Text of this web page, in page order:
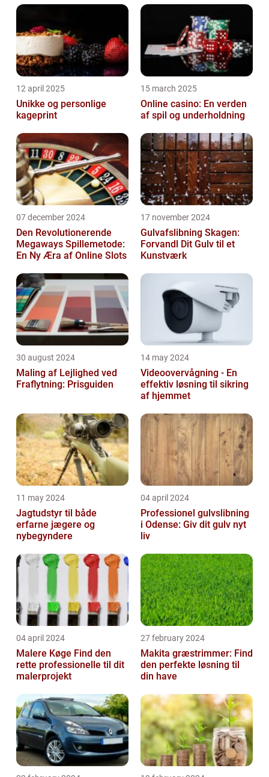
12 april 2025
Unikke og personlige
kageprint
15 march 2025
Online casino: En verden
af spil og underholdning
07 december 2024
Den Revolutionerende
Megaways Spillemetode:
En Ny Æra af Online Slots
17 november 2024
Gulvafslibning Skagen:
Forvandl Dit Gulv til et
Kunstværk
30 august 2024
Maling af Lejlighed ved
Fraflytning: Prisguiden
14 may 2024
Videoovervågning - En
effektiv løsning til sikring
af hjemmet
11 may 2024
Jagtudstyr til både
erfarne jægere og
nybegyndere
04 april 2024
Professionel gulvslibning
i Odense: Giv dit gulv nyt
liv
04 april 2024
Malere Køge Find den
rette professionelle til dit
malerprojekt
27 february 2024
Makita græstrimmer: Find
den perfekte løsning til
din have